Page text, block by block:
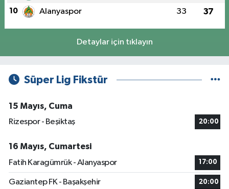
10 Alanyaspor 33 37
Detaylar için tıklayın
Süper Lig Fikstür
15 Mayıs, Cuma
Rizespor - Beşiktaş
20:00
16 Mayıs, Cumartesi
Fatih Karagümrük - Alanyaspor
17:00
Gaziantep FK - Başakşehir 20:00